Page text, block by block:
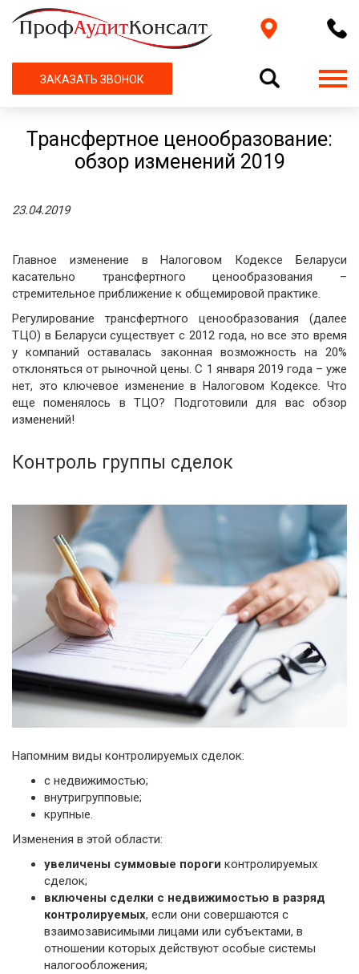
ЗАКАЗАТЬ ЗВОНОК
Трансфертное ценообразование:
обзор изменений 2019
23.04.2019
Главное изменение в Налоговом Кодексе Беларуси
касательно трансфертного ценообразования –
стремительное приближение к общемировой практике.
Регулирование трансфертного ценообразования (далее
ТЦО) в Беларуси существует с 2012 года, но все это время
у компаний оставалась законная возможность на 20%
отклоняться от рыночной цены. С 1 января 2019 года – уже
нет, это ключевое изменение в Налоговом Кодексе. Что
еще поменялось в ТЦО? Подготовили для вас обзор
изменений!
Контроль группы сделок
Напомним виды контролируемых сделок:
с недвижимостью;
внутригрупповые;
крупные.
Изменения в этой области:
увеличены суммовые пороги контролируемых
сделок;
включены сделки с недвижимостью в разряд
контролируемых, если они совершаются с
взаимозависимыми лицами или субъектами, в
отношении которых действуют особые системы
налогообложения;